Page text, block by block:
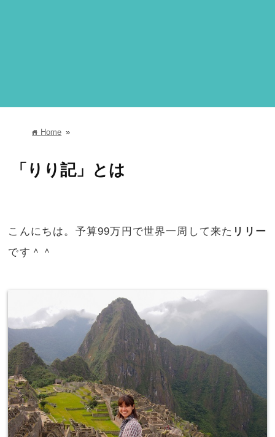
home Home »
「りり記」とは
こんにちは。予算99万円で世界一周して来た リリー
です＾＾